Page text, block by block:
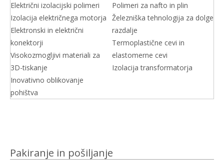
Električni izolacijski polimeri
Izolacija električnega motorja
Elektronski in električni
konektorji
Visokozmogljivi materiali za
3D-tiskanje
Inovativno oblikovanje
pohištva
Polimeri za nafto in plin
Železniška tehnologija za dolge
razdalje
Termoplastične cevi in ​​
elastomerne cevi
Izolacija transformatorja
Pakiranje in pošiljanje